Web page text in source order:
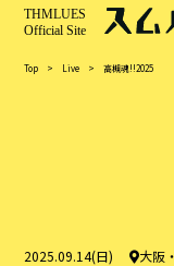
Top > Live >高槻魂!!2025
2025.09.14(日) 大阪